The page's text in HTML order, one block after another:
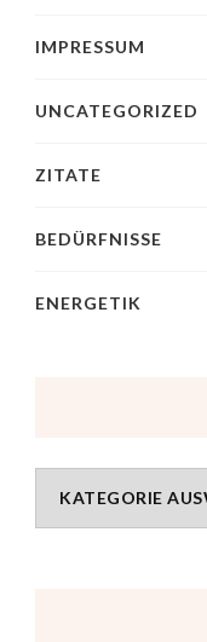
IMPRESSUM
UNCATEGORIZED
ZITATE
BEDÜRFNISSE
ENERGETIK